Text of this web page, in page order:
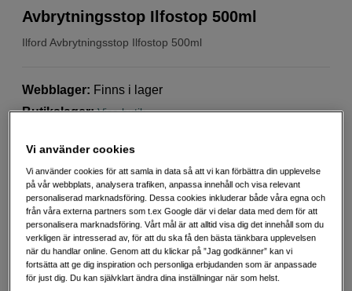
Ilford Avbrytningsstop Ilfostop 500ml
Avbrytningsstop Ilfostop 500ml
Webblager: Finns i lager
Butikslager: Visa butik
259 SEK
Handla tryggt med delbetalning eller faktura Info
Antal
Lägg i kundvagn
Vi använder cookies
Vi använder cookies för att samla in data så att vi kan förbättra din upplevelse
på vår webbplats, analysera trafiken, anpassa innehåll och visa relevant
personaliserad marknadsföring. Dessa cookies inkluderar både våra egna och
från våra externa partners som t.ex Google där vi delar data med dem för att
personalisera marknadsföring. Vårt mål är att alltid visa dig det innehåll som du
verkligen är intresserad av, för att du ska få den bästa tänkbara upplevelsen
när du handlar online. Genom att du klickar på ”Jag godkänner” kan vi
fortsätta att ge dig inspiration och personliga erbjudanden som är anpassade
för just dig. Du kan självklart ändra dina inställningar när som helst.